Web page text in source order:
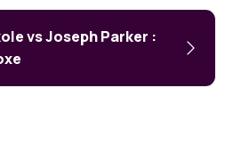
vs Joseph Parker :